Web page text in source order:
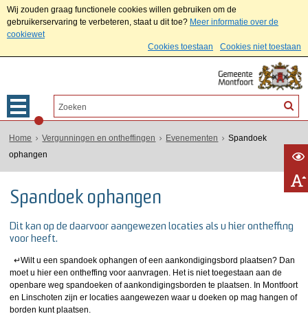
Wij zouden graag functionele cookies willen gebruiken om de
gebruikerservaring te verbeteren, staat u dit toe? Meer informatie over de
cookiewet
Cookies toestaan
Cookies niet toestaan
Home Vergunningen en ontheffingen Evenementen
Spandoek
ophangen
Spandoek ophangen
Dit kan op de daarvoor aangewezen locaties als u hier ontheffing
voor heeft.
↵Wilt u een spandoek ophangen of een aankondigingsbord plaatsen? Dan
moet u hier een ontheffing voor aanvragen. Het is niet toegestaan aan de
openbare weg spandoeken of aankondigingsborden te plaatsen. In Montfoort
en Linschoten zijn er locaties aangewezen waar u doeken op mag hangen of
borden kunt plaatsen.